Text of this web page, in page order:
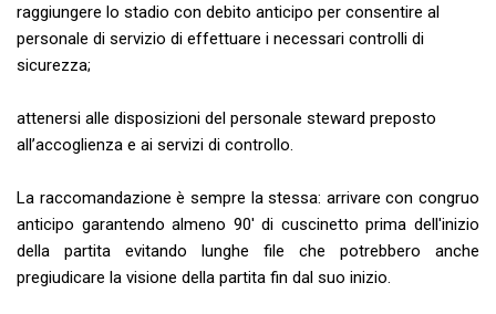
raggiungere lo stadio con debito anticipo per consentire al
personale di servizio di effettuare i necessari controlli di
sicurezza;
attenersi alle disposizioni del personale steward preposto
all’accoglienza e ai servizi di controllo.
La raccomandazione è sempre la stessa: arrivare con congruo
anticipo garantendo almeno 90' di cuscinetto prima dell'inizio
della partita evitando lunghe file che potrebbero anche
pregiudicare la visione della partita fin dal suo inizio.